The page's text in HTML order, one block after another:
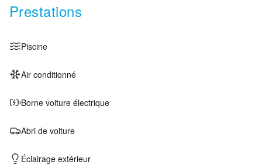
Prestations
Piscine
Air conditionné
Borne voiture électrique
Abri de voiture
Éclairage extérieur